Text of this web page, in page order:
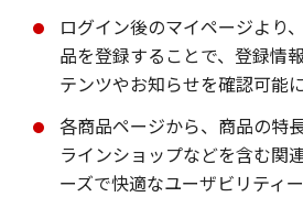
ログイン後のマイページより
品を登録することで、登録情
テンツやお知らせを確認可能
各商品ページから、商品の特
ラインショップなどを含む関
ーズで快適なユーザビリティ